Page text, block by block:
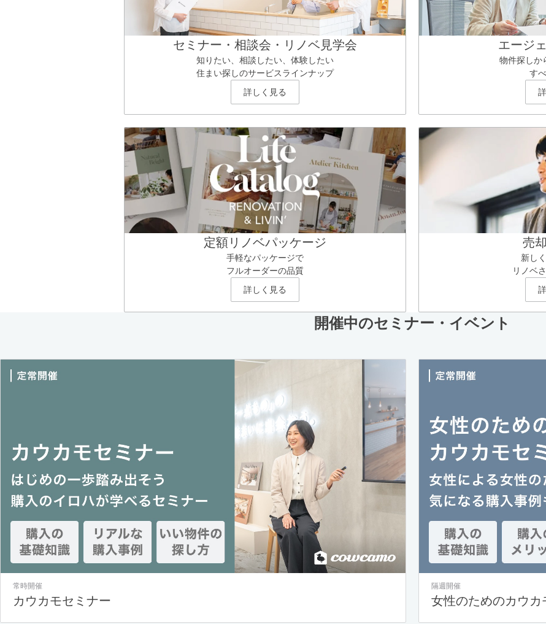
セミナー・相談会・リノベ見学会
知りたい、相談したい、体験したい
住まい探しのサービスラインナップ
詳しく見る
エージ
物件探しか
す
定額リノベパッケージ
手軽なパッケージで
フルオーダーの品質
詳しく見る
売
新し
リノベ
開催中のセミナー・イベント
常時開催
カウカモセミナー
隔週開催
女性のためのカウカ